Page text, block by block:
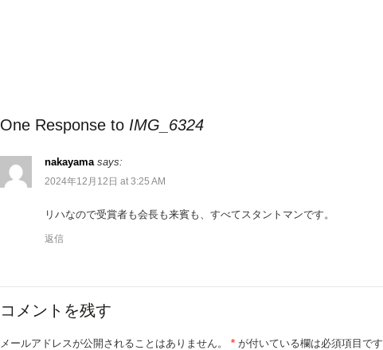
One Response to IMG_6324
nakayama says:
2024年12月12日 at 3:25 AM
リハなので受賞者も会長も来賓も、すべてスタントマンです。
返信
コメントを残す
メールアドレスが公開されることはありません。 * が付いている欄は必須項目です